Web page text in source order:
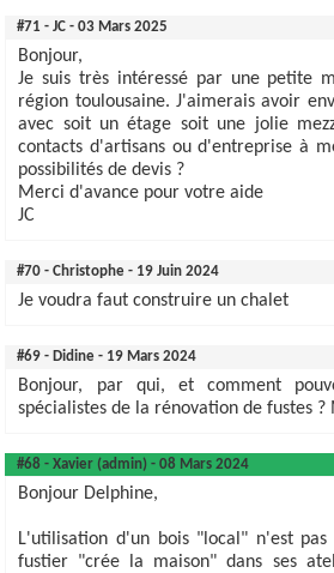
#71 - JC - 03 Mars 2025
Bonjour,
Je suis très intéressé par une petite
région toulousaine. J'aimerais avoir
avec soit un étage soit une jolie
contacts d'artisans ou d'entreprise à
possibilités de devis ?
Merci d'avance pour votre aide
JC
#70 - Christophe - 19 Juin 2024
Je voudra faut construire un chalet
#69 - Didine - 19 Mars 2024
Bonjour, par qui, et comment
spécialistes de la rénovation de fustes ?
#68 - Xavier (admin) - 08 Mars 2024
Bonjour Delphine,
L'utilisation d'un bois "local" n'est
fustier "crée la maison" dans ses